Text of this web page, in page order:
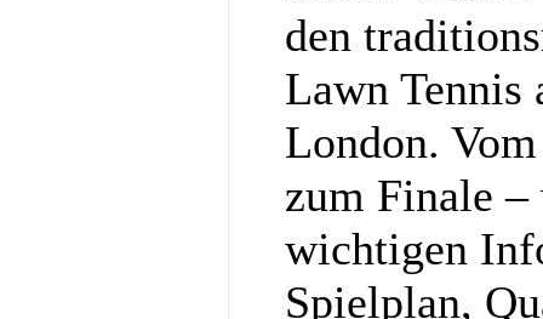
den
Lawn Tennis
London.
zum Finale
wichtigen
Spielplan,